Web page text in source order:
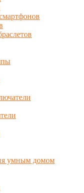
умным домом